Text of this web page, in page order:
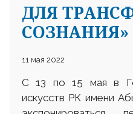
ДЛЯ
СОЗНАНИЯ»
11 мая 2022
С 13 по 15 мая в
искусств РК имени